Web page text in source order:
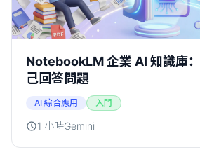
NotebookLM 企業 AI 知識庫
己回答問題
AI 綜合應用 入門
1 小時Gemini